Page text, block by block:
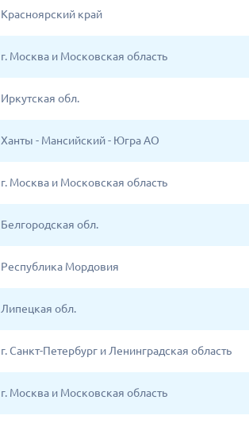
Красноярский край
г. Москва и Московская область
Иркутская обл.
Ханты - Мансийский - Югра АО
г. Москва и Московская область
Белгородская обл.
Республика Мордовия
Липецкая обл.
г. Санкт-Петербург и Ленинградская область
г. Москва и Московская область